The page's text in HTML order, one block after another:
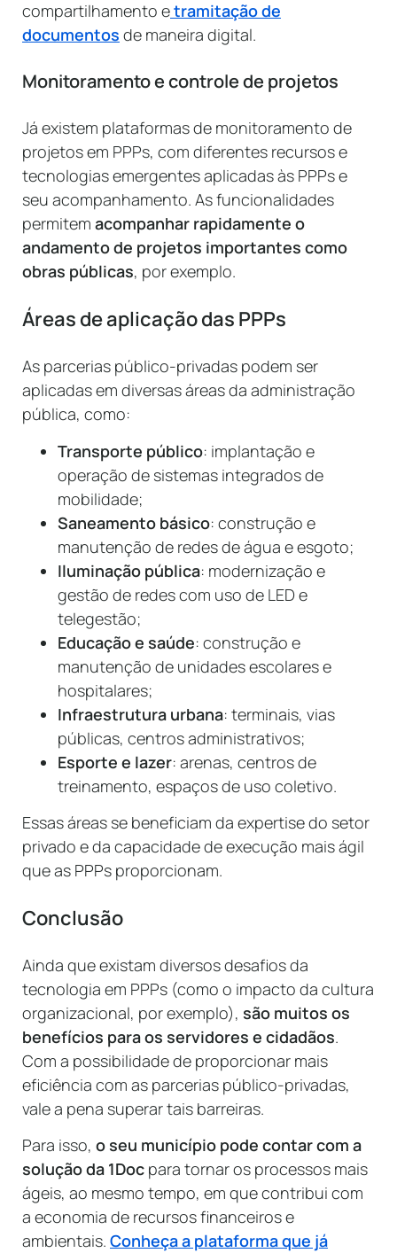
compartilhamento etramitação de
documentos de maneira digital.
Monitoramento e controle de projetos
Já existem plataformas de monitoramento de
projetos em PPPs, com diferentes recursos e
tecnologias emergentes aplicadas às PPPs e
seu acompanhamento. As funcionalidades
permitem acompanhar rapidamente o
andamento de projetos importantes como
obras públicas, por exemplo.
Áreas de aplicação das PPPs
As parcerias público-privadas podem ser
aplicadas em diversas áreas da administração
pública, como:
Transporte público: implantação e
operação de sistemas integrados de
mobilidade;
Saneamento básico: construção e
manutenção de redes de água e esgoto;
Iluminação pública: modernização e
gestão de redes com uso de LED e
telegestão;
Educação e saúde: construção e
manutenção de unidades escolares e
hospitalares;
Infraestrutura urbana: terminais, vias
públicas, centros administrativos;
Esporte e lazer: arenas, centros de
treinamento, espaços de uso coletivo.
Essas áreas se beneficiam da expertise do setor
privado e da capacidade de execução mais ágil
que as PPPs proporcionam.
Conclusão
Ainda que existam diversos desafios da
tecnologia em PPPs (como o impacto da cultura
organizacional, por exemplo), são muitos os
benefícios para os servidores e cidadãos.
Com a possibilidade de proporcionar mais
eficiência com as parcerias público-privadas,
vale a pena superar tais barreiras.
Para isso, o seu município pode contar com a
solução da 1Doc para tornar os processos mais
ágeis, ao mesmo tempo, em que contribui com
a economia de recursos financeiros e
ambientais. Conheça a plataforma que já